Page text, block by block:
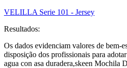
VELILLA Serie 101 - Jersey
Resultados:
Os dados evidenciam valores de bem-
disposição dos profissionais para
agua con asa duradera,skeen Mochila